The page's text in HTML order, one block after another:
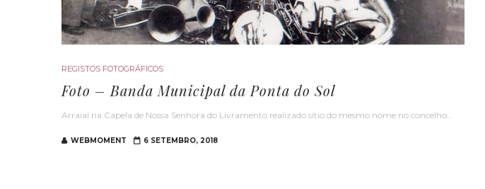
REGISTOS FOTOGRÁFICOS
Foto – Banda Municipal da Ponta do Sol
Arraial na Capela de Nossa Senhora do Livramento realizado sítio do mesmo nome no concelho…
WEBMOMENT 6 SETEMBRO, 2018